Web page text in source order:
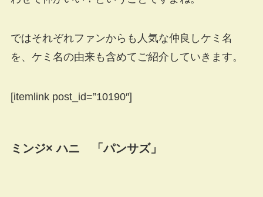
ではそれぞれファンからも人気な仲良しケミ名
を、ケミ名の由来も含めてご紹介していきます。
[itemlink post_id=”10190″]
ミンジ× ハニ 「パンサズ」